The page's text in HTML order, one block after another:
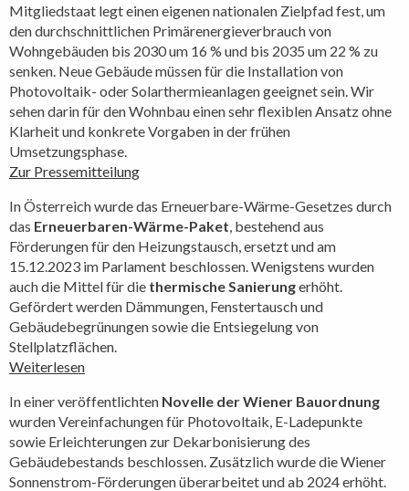
Mitgliedstaat legt einen eigenen nationalen Zielpfad fest, um
den durchschnittlichen Primärenergieverbrauch von
Wohngebäuden bis 2030 um 16 % und bis 2035 um 22 % zu
senken. Neue Gebäude müssen für die Installation von
Photovoltaik- oder Solarthermieanlagen geeignet sein. Wir
sehen darin für den Wohnbau einen sehr flexiblen Ansatz ohne
Klarheit und konkrete Vorgaben in der frühen
Umsetzungsphase.
Zur Pressemitteilung
In Österreich wurde das Erneuerbare-Wärme-Gesetzes durch
das Erneuerbaren-Wärme-Paket, bestehend aus
Förderungen für den Heizungstausch, ersetzt und am
15.12.2023 im Parlament beschlossen. Wenigstens wurden
auch die Mittel für die thermische Sanierungerhöht.
Gefördert werden Dämmungen, Fenstertausch und
Gebäudebegrünungen sowie die Entsiegelung von
Stellplatzflächen.
Weiterlesen
In einer veröffentlichten Novelle der Wiener Bauordnung
wurden Vereinfachungen für Photovoltaik, E-Ladepunkte
sowie Erleichterungen zur Dekarbonisierung des
Gebäudebestands beschlossen. Zusätzlich wurde die Wiener
Sonnenstrom-Förderungen überarbeitet und ab 2024 erhöht.